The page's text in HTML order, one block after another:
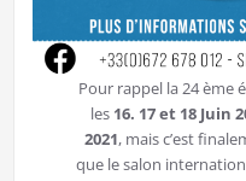
Pour rappel la 24 ème
les 16. 17 et 18 Juin
2021, mais c’est
que le salon